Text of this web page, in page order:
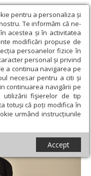
pentru a personaliza și
Te informăm că ne-
acestea și în activitatea
modificări propuse de
persoanelor fizice în
personal și privind
a continua navigarea pe
necesar pentru a citi și
continuarea navigării pe
utilizării fişierelor de tip
totuși că poți modifica în
urmând instrucțiunile
Accept
Mesaje și cuvântări ›
venerabil
aniversar